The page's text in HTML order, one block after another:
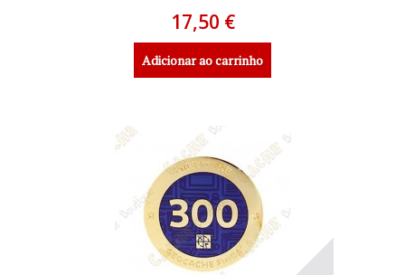
17,50 €
Adicionar ao carrinho